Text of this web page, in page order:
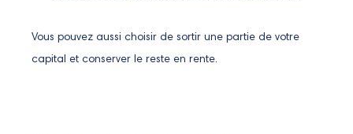
Vous pouvez aussi choisir de sortir une partie de votre
capital et conserver le reste en rente.